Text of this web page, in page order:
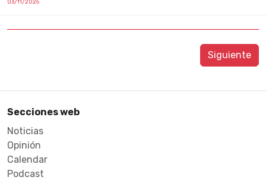
03/11/2025
Siguiente
Secciones web
Noticias
Opinión
Calendar
Podcast